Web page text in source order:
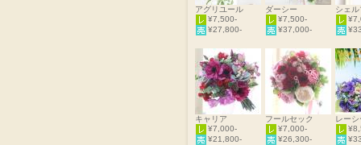
アグリユール
¥7,500-
¥27,800-
ダーシー
¥7,500-
¥37,000-
シェ
キャリア
¥7,000-
¥21,800-
フールセック
¥7,000-
¥26,300-
レーシ